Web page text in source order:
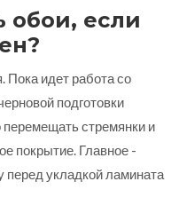
обои, если
Пока идет работа со
подготовки
перемещать стремянки и
покрытие. Главное -
перед укладкой ламината